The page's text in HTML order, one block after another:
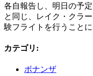
各自報告し、明日の予
と同じ、レイク・クラ
験フライトを行うことに
カテゴリ :
ボナンザ